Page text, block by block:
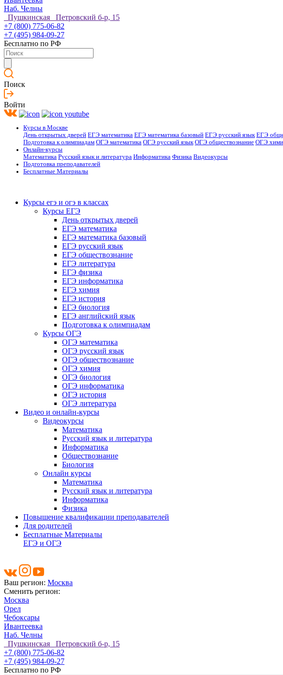
Наб. Челны
Пушкинская Петровский б-р, 15
+7 (800) 775-06-82
+7 (495) 984-09-27
Бесплатно по РФ
Поиск
Войти
Курсы в Москве
День открытых дверей ЕГЭ математика ЕГЭ математика базовый ЕГЭ русский язык ЕГЭ
Подготовка к олимпиадам ОГЭ математика ОГЭ русский язык ОГЭ обществознание ОГЭ
Онлайн-курсы
Математика Русский язык и литература Информатика Физика Видеокурсы
Подготовка преподавателей
Бесплатные Материалы
Курсы егэ и огэ в классах
Курсы ЕГЭ
День открытых дверей
ЕГЭ математика
ЕГЭ математика базовый
ЕГЭ русский язык
ЕГЭ обществознание
ЕГЭ литература
ЕГЭ физика
ЕГЭ информатика
ЕГЭ химия
ЕГЭ история
ЕГЭ биология
ЕГЭ английский язык
Подготовка к олимпиадам
Курсы ОГЭ
ОГЭ математика
ОГЭ русский язык
ОГЭ обществознание
ОГЭ химия
ОГЭ биология
ОГЭ информатика
ОГЭ история
ОГЭ литература
Видео и онлайн-курсы
Видеокурсы
Математика
Русский язык и литература
Информатика
Обществознание
Биология
Онлайн курсы
Математика
Русский язык и литература
Информатика
Физика
Повышение квалификации преподавателей
Для родителей
Бесплатные Материалы
ЕГЭ и ОГЭ
Ваш регион: Москва
Сменить регион:
Москва
Орел
Чебоксары
Ивантеевка
Наб. Челны
Пушкинская Петровский б-р, 15
+7 (800) 775-06-82
+7 (495) 984-09-27
Бесплатно по РФ